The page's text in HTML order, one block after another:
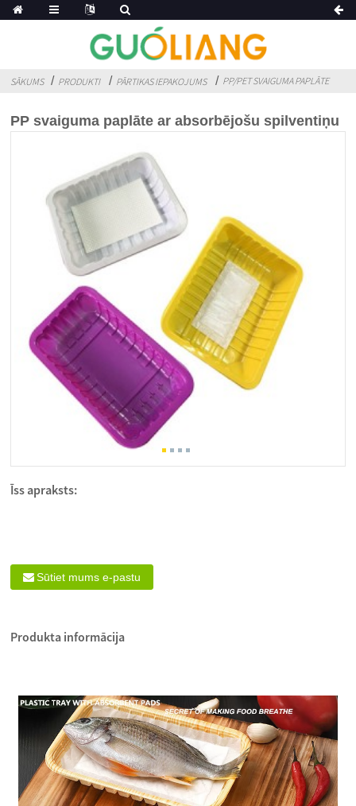
SĀKUMS PRODUKTI PĀRTIKAS IEPAKOJUMS PP/PET SVAIGUMA PAPLĀTE
PP svaiguma paplāte ar absorbējošu spilventiņu
Īss apraksts:
Sūtiet mums e-pastu
Produkta informācija